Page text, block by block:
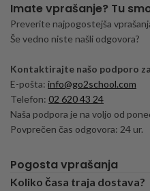
Imate vprašanje? Tu
Preverite najpogostejša
Še vedno niste našli odgovora?
Kontaktirajte našo podporo
E-pošta: info@go2school.com
Telefon: 02 620 43 24
Naša podpora je na voljo od
Povprečen čas odgovora: 24 ur.
Pogosta vprašanja
Koliko časa traja dostava?